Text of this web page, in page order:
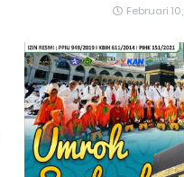
Februari